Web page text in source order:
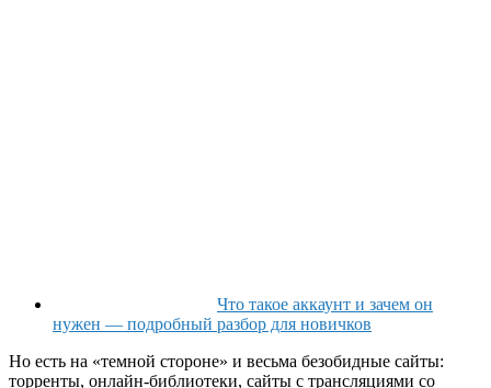
Что такое аккаунт и зачем он
нужен — подробный разбор для новичков
Но есть на «темной стороне» и весьма безобидные сайты:
торренты, онлайн-библиотеки, сайты с трансляциями со